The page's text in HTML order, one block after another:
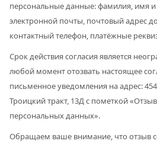
персональные данные: фамилия, имя и
электронной почты, почтовый адрес
контактный телефон, платёжные
Срок действия согласия является
любой момент отозвать настоящее
письменное уведомления на адрес:
Троицкий тракт, 13Д с пометкой
персональных данных».
Обращаем ваше внимание, что отзыв